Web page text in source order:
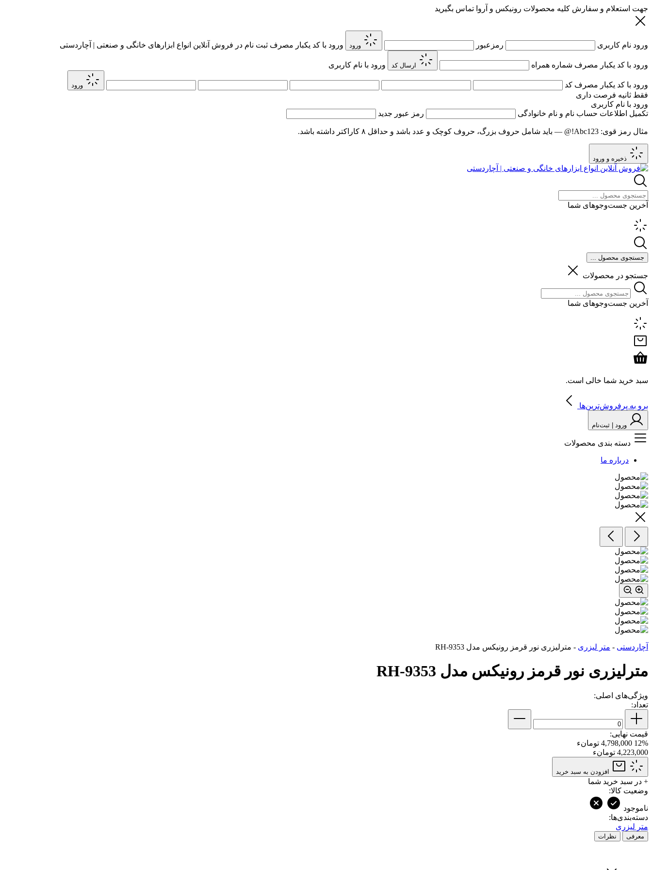
جهت استعلام و سفارش کلیه محصولات رونیکس و آروا تماس بگیرید
ورود نام کاربری رمزعبور ورود ورود با کد یکبار مصرف ثبت نام در فروش آنلاین انواع ابزارهای خانگی و صنعتی | آچاردستی
ورود با کد یکبار مصرف شماره همراه ارسال کد ورود با نام کاربری
ورود با کد یکبار مصرف کد ورود
فقط ثانیه فرصت داری
ورود با نام کاربری
تکمیل اطلاعات حساب نام و نام خانوادگی رمز عبور جدید
مثال رمز قوی: Abc123!@ — باید شامل حروف بزرگ، حروف کوچک و عدد باشد و حداقل ۸ کاراکتر داشته باشد.
ذخیره و ورود
آخرین جست‌وجوهای شما
جستجوی محصول ...
جستجو در محصولات
آخرین جست‌وجوهای شما
سبد خرید شما خالی است.
برو به پرفروش‌ترین‌ها
ورود | ثبت‌نام
دسته بندی محصولات
درباره ما
آچاردستی - متر لیزری - مترلیزری نور قرمز رونیکس مدل RH-9353
مترلیزری نور قرمز رونیکس مدل RH-9353
ویژگی‌های اصلی:
تعداد:
قیمت نهایی:
12% 4,798,000 تومانء
4,223,000 تومانء
افزودن به سبد خرید
+ در سبد خرید شما
وضعیت کالا:
ناموجود
دسته‌بندی‌ها:
متر لیزری
معرفی نظرات